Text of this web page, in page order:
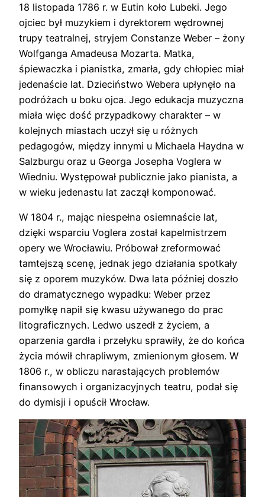
18 listopada 1786 r. w Eutin koło Lubeki. Jego
ojciec był muzykiem i dyrektorem wędrownej
trupy teatralnej, stryjem Constanze Weber – żony
Wolfganga Amadeusa Mozarta. Matka,
śpiewaczka i pianistka, zmarła, gdy chłopiec miał
jedenaście lat. Dzieciństwo Webera upłynęło na
podróżach u boku ojca. Jego edukacja muzyczna
miała więc dość przypadkowy charakter – w
kolejnych miastach uczył się u różnych
pedagogów, między innymi u Michaela Haydna w
Salzburgu oraz u Georga Josepha Voglera w
Wiedniu. Występował publicznie jako pianista, a
w wieku jedenastu lat zaczął komponować.
W 1804 r., mając niespełna osiemnaście lat,
dzięki wsparciu Voglera został kapelmistrzem
opery we Wrocławiu. Próbował zreformować
tamtejszą scenę, jednak jego działania spotkały
się z oporem muzyków. Dwa lata później doszło
do dramatycznego wypadku: Weber przez
pomyłkę napił się kwasu używanego do prac
litograficznych. Ledwo uszedł z życiem, a
oparzenia gardła i przełyku sprawiły, że do końca
życia mówił chrapliwym, zmienionym głosem. W
1806 r., w obliczu narastających problemów
finansowych i organizacyjnych teatru, podał się
do dymisji i opuścił Wrocław.